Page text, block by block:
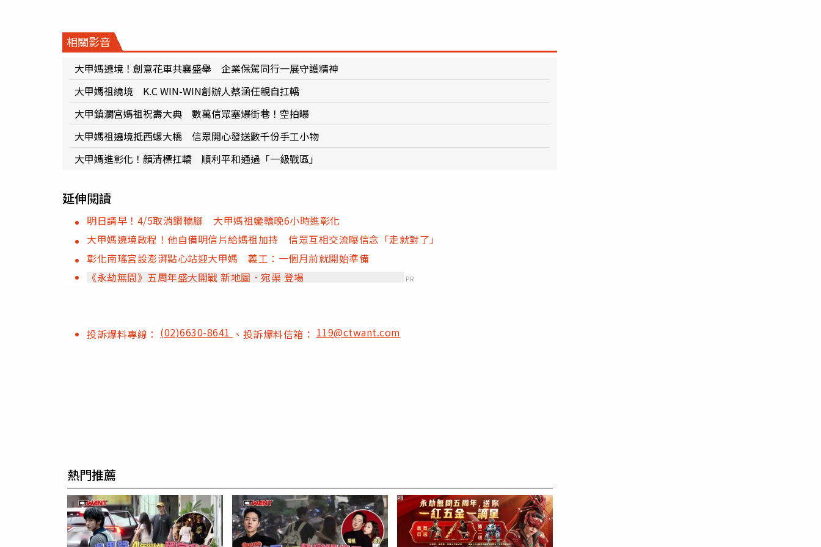
相關影音
大甲媽遶境！創意花車共襄盛舉 企業保駕同行一展守護精神
大甲媽祖繞境 K.C WIN-WIN創辦人蔡涵任親自扛轎
大甲鎮瀾宮媽祖祝壽大典 數萬信眾塞爆街巷！空拍曝
大甲媽祖遶境抵西螺大橋 信眾開心發送數千份手工小物
大甲媽進彰化！顏清標扛轎 順利平和通過「一級戰區」
延伸閱讀
明日請早！4/5取消鑽轎腳 大甲媽祖鑾轎晚6小時進彰化
大甲媽遶境啟程！他自備明信片給媽祖加持 信眾互相交流曝信念「走就對了」
彰化南瑤宮設澎湃點心站迎大甲媽 義工：一個月前就開始準備
《永劫無間》五周年盛大開戰 新地圖．宛渠 登場
PR
投訴爆料專線： (02)6630-8641 、投訴爆料信箱：119@ctwant.com
熱門推薦
PR